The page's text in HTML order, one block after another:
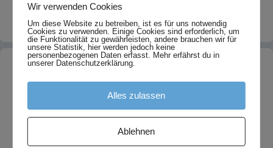
Neues
4. August 2023
Nelsis letzte Geschichte 8. Juni 2022
Wir verwenden Cookies
Um diese Website zu betreiben, ist es für uns notwendig
Cookies zu verwenden. Einige Cookies sind erforderlich, um
die Funktionalität zu gewährleisten, andere brauchen wir für
unsere Statistik, hier werden jedoch keine
personenbezogenen Daten erfasst. Mehr erfährst du in
unserer Datenschutzerklärung.
Alles zulassen
Ablehnen